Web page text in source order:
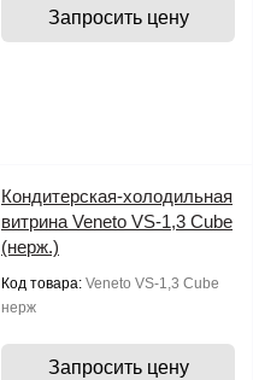
Запросить цену
Кондитерская-холодильная
витрина Veneto VS-1,3 Cube
(нерж.)
Код товара: Veneto VS-1,3 Cube
нерж
Запросить цену